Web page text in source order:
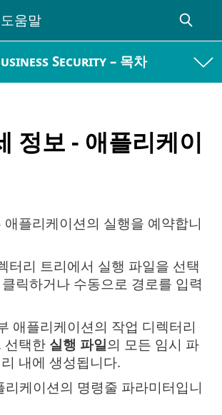
Security – 목차
정보 - 애플리케이
애플리케이션의 실행을 예약합니
터리 트리에서 실행 파일을 선택
릭하거나 수동으로 경로를 입력
애플리케이션의 작업 디렉터리
선택한 실행 파일의 모든 임시 파
내에 생성됩니다.
리케이션의 명령줄 파라미터입니